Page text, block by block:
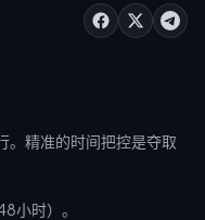
survival-frost-star)，
接下来，我们将详细解析
。精准的时间把控是夺取
小时）。